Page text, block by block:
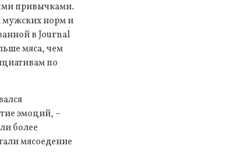
привычками.
мужских норм и
в Journal
мяса, чем
по
эмоций, –
более
мясоедение